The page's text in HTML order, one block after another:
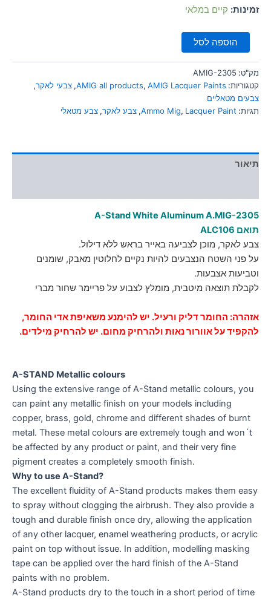
font_download סמן קישורים
כל
זמינות: קיים במלאי
הוספה לסל
מק"ט: AMIG-2305
קטגוריות:
AMIG all products, AMIG Lacquer Paints
, צבעי לאקר,
צבעים מטאליים
תגיות:
Ammo Mig, Lacquer Paint
, צבע לאקר, צבע מטאלי
תיאור
A-Stand White Aluminum A.MIG-2305
תואם ALC106
צבע לאקר, מוכן לצביעה באייר בראש ללא דילול.
על פני השטח הנצבעים להיות נקיים לחלוטין מאבק, שומנים
וטביעות אצבעות.
לקבלת תוצאה מיטבית, מומלץ לצבוע על פריימר שחור מברי
אזהרה: החומר דליק ורעיל. יש להימנע משאיפת אדי החומר,
להקפיד עלאוורורנאות ולהרחיק מחום. יש להרחיק מילדים.
A-STAND Metallic colours
Using the extensive range of A-Stand metallic colours, you
can paint any metallic finish on your models including
copper, brass, gold, chrome and different shades of burnt
metal. These metal colours are extremely tough and won´t
be affected by any product or paint, and their very fine
pigment creates a completely smooth finish.
Why to use A-Stand?
The excellent fluidity of A-Stand products makes them easy
to spray without clogging the airbrush. They also provide a
tough and durable finish once dry, allowing the application
of any other lacquer, enamel weathering products, or acrylic
paint on top without issue. In addition, modelling masking
tape can be applied over the hard finish of the A-Stand
paints with no problem.
A-Stand products dry to the touch in a short period of time